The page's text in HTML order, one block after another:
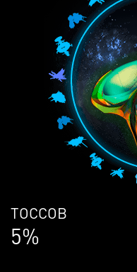
ЛЮДЕЙ
69%